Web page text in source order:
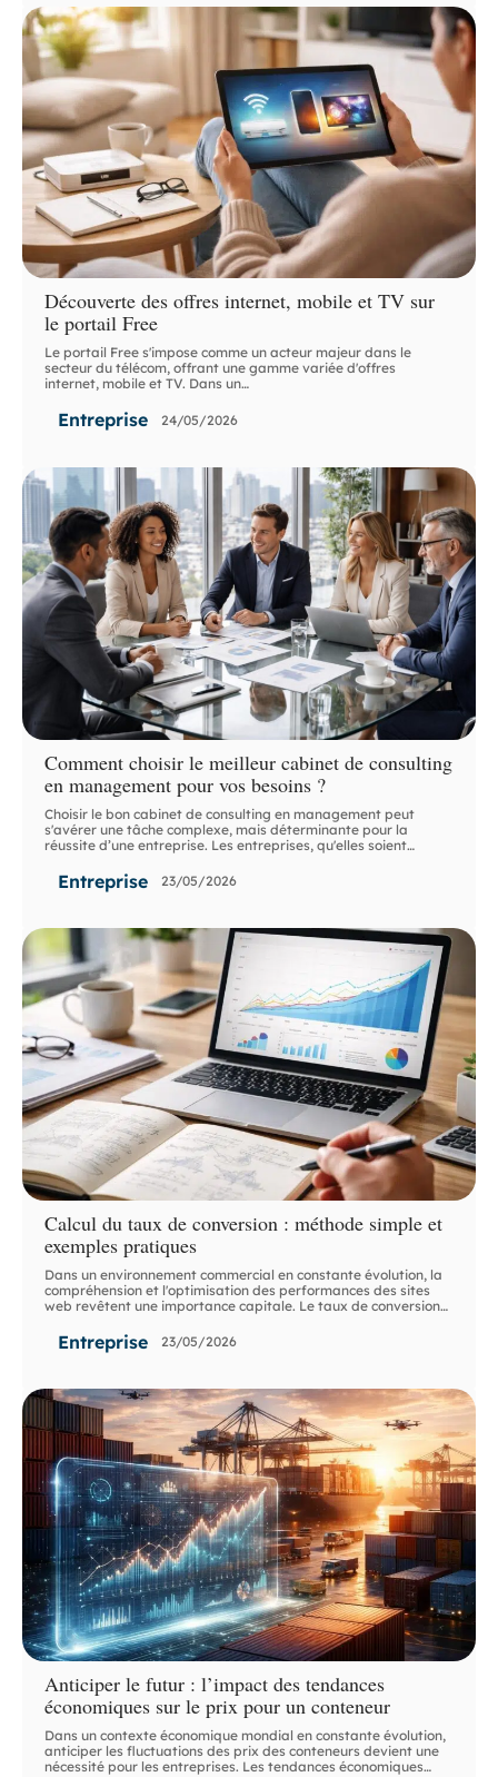
Découverte des offres internet, mobile et TV sur
le portail Free
Le portail Free s'impose comme un acteur majeur dans le
secteur du télécom, offrant une gamme variée d'offres
internet, mobile et TV. Dans un…
Entreprise 24/05/2026
Comment choisir le meilleur cabinet de consulting
en management pour vos besoins ?
Choisir le bon cabinet de consulting en management peut
s'avérer une tâche complexe, mais déterminante pour la
réussite d’une entreprise. Les entreprises, qu'elles soient…
Entreprise 23/05/2026
Calcul du taux de conversion : méthode simple et
exemples pratiques
Dans un environnement commercial en constante évolution, la
compréhension et l'optimisation des performances des sites
web revêtent une importance capitale. Le taux de conversion…
Entreprise 23/05/2026
Anticiper le futur : l’impact des tendances
économiques sur le prix pour un conteneur
Dans un contexte économique mondial en constante évolution,
anticiper les fluctuations des prix des conteneurs devient une
nécessité pour les entreprises. Les tendances économiques…